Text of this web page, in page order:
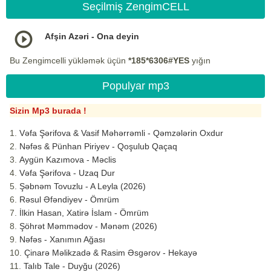
Seçilmiş ZengimCELL
Afşin Azəri - Ona deyin
Bu Zengimcelli yükləmək üçün *185*6306#YES yığın
Populyar mp3
Sizin Mp3 burada !
Vəfa Şərifova & Vasif Məhərrəmli - Qəmzələrin Oxdur
Nəfəs & Pünhan Piriyev - Qoşulub Qaçaq
Aygün Kazımova - Məclis
Vəfa Şərifova - Uzaq Dur
Şəbnəm Tovuzlu - A Leyla (2026)
Rəsul Əfəndiyev - Ömrüm
İlkin Hasan, Xatirə İslam - Ömrüm
Şöhrət Məmmədov - Mənəm (2026)
Nəfəs - Xanımın Ağası
Çinarə Məlikzadə & Rasim Əsgərov - Hekayə
Talıb Tale - Duyğu (2026)